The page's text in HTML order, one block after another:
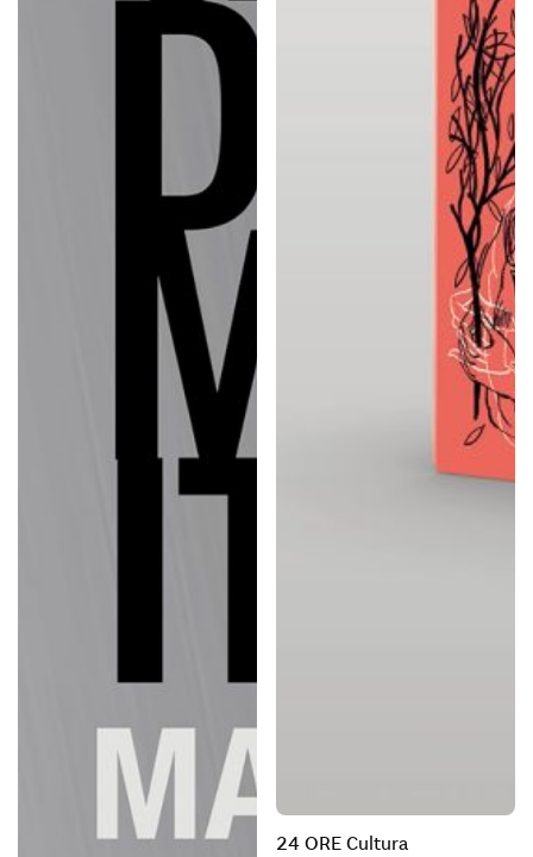
24 ORE Cultura